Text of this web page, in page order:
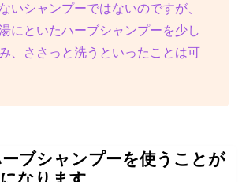
いシャンプーではないのですが、
にといたハーブシャンプーを少し
、ささっと洗うといったことは可
ーブシャンプーを使うことが